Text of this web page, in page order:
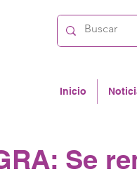
Inicio
Se